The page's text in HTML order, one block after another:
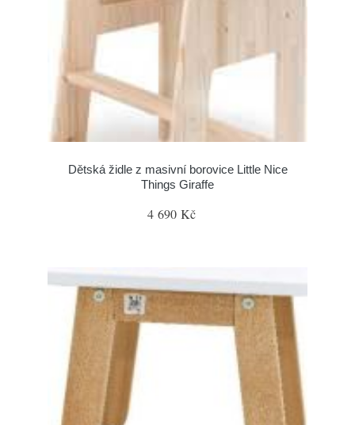
Dětská židle z masivní borovice Little Nice
Things Giraffe
4 690 Kč